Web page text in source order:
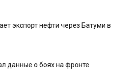
экспорт нефти через Батуми в
данные о боях на фронте